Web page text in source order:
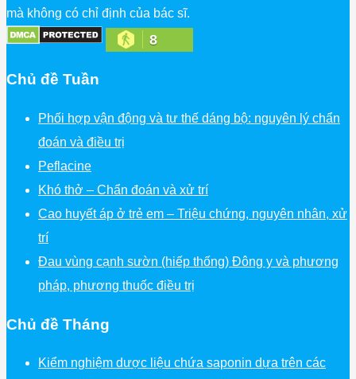
mà không có chỉ định của bác sĩ.
8
Chủ đề Tuần
Phối hợp vận động và tư thế dáng bộ: nguyên lý chẩn
đoán và điều trị
Peflacine
Khó thở – Chẩn đoán và xử trí
Cao huyết áp ở trẻ em – Triệu chứng, nguyên nhân, xử
trí
Đau vùng cạnh sườn (hiếp thống) Đông y và phương
pháp, phương thuốc điều trị
Chủ đề Tháng
Kiểm nghiệm dược liệu chứa saponin dựa trên các